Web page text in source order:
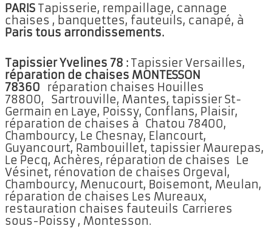
PARIS Tapisserie, rempaillage, cannage
chaises , banquettes, fauteuils, canapé, à
Paris tous arrondissements.
Tapissier Yvelines 78 : Tapissier Versailles,
réparation de chaises MONTESSON
78360
réparation chaises Houilles
78800, Sartrouville, Mantes, tapissier St-
Germain en Laye, Poissy, Conflans, Plaisir,
réparation de chaises à Chatou 78400,
Chambourcy, Le Chesnay, Elancourt,
Guyancourt, Rambouillet, tapissier Maurepas,
Le Pecq, Achères, réparation de chaises Le
Vésinet, rénovation de chaises Orgeval,
Chambourcy, Menucourt, Boisemont, Meulan,
réparation de chaises Les Mureaux,
restauration chaises fauteuils Carrieres
sous-Poissy , Montesson.